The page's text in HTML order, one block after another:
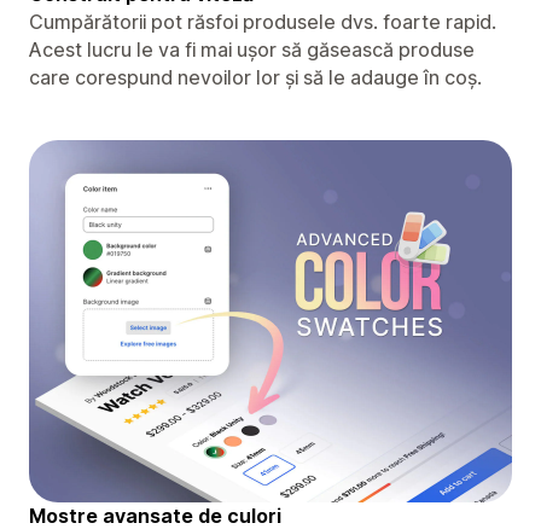
Cumpărătorii pot răsfoi produsele dvs. foarte rapid.
Acest lucru le va fi mai ușor să găsească produse
care corespund nevoilor lor și să le adauge în coș.
Mostre avansate de culori